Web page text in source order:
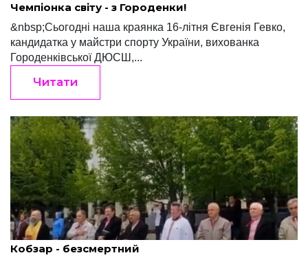
Чемпіонка світу - з Городенки!
&nbsp;Сьогодні наша краянка 16-літня Євгенія Гевко,
кандидатка у майстри спорту України, вихованка
Городенківської ДЮСШ,...
Читати
Редакція "Край" Травень 22, 2022
Кобзар - безсмертний